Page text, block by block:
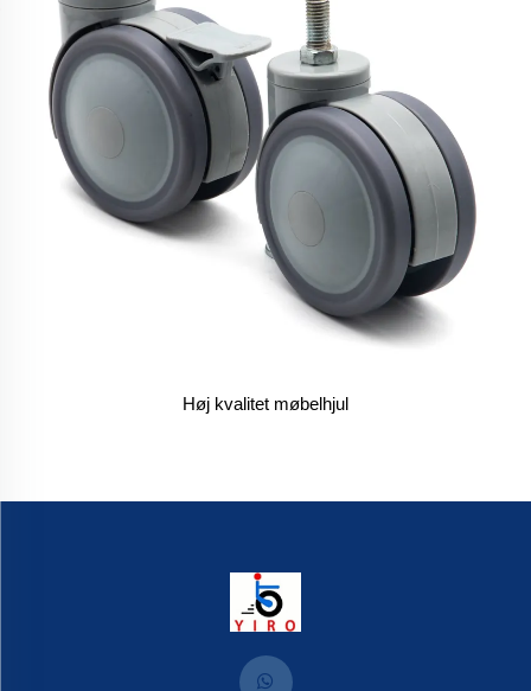
Høj kvalitet møbelhjul